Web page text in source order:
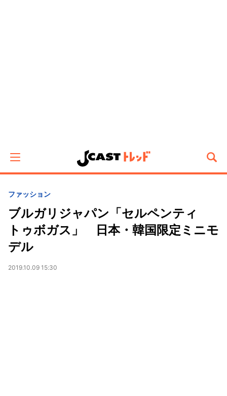
ファッション
ブルガリジャパン「セルペンティ
トゥボガス」 日本・韓国限定ミニモ
デル
2019.10.09 15:30